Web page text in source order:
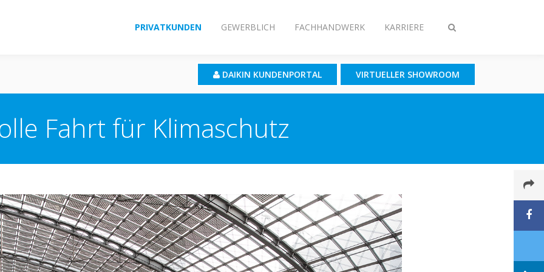
Suche
PRIVATKUNDEN GEWERBLICH FACHHANDWERK KARRIERE
DAIKIN KUNDENPORTAL VIRTUELLER SHOWROOM
Fahrt für Klimaschutz